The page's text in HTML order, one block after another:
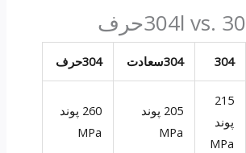
304 304سعادت 304حرف
215
پوند
MPa
205 پوند
MPa
260 پوند
MPa